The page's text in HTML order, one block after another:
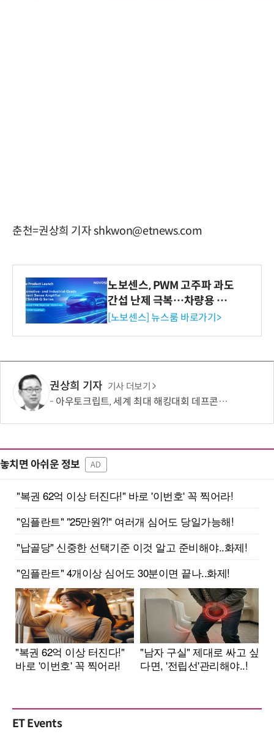
춘천=권상희 기자 shkwon@etnews.com
노보센스, PWM 고주파 과도
간섭 난제 극복…차량용 전
류 감지 증폭기
[노보센스] 뉴스룸 바로가기>
권상희 기자 기사 더보기
아우토크립트, 세계 최대 해킹대회 데프콘서 자동차 이더넷 보안 연구 발표
놓치면 아쉬운 정보 AD
ET Events